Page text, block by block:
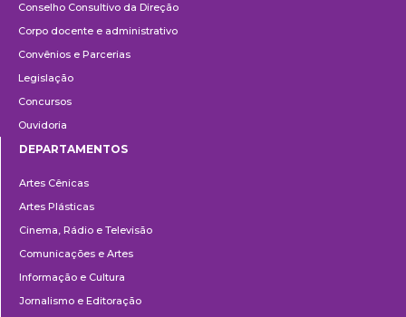
Conselho Consultivo da Direção
Corpo docente e administrativo
Convênios e Parcerias
Legislação
Concursos
Ouvidoria
DEPARTAMENTOS
Artes Cênicas
Artes Plásticas
Cinema, Rádio e Televisão
Comunicações e Artes
Informação e Cultura
Jornalismo e Editoração